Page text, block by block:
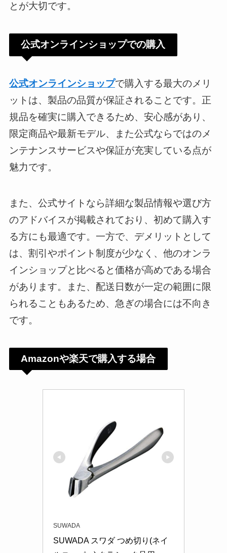
とが大切です。
公式オンラインショップでの購入
公式オンラインショップで購入する最大のメリ
ットは、製品の品質が保証されることです。正
規品を確実に購入できるため、安心感があり、
限定商品や最新モデル、また公式ならではのメ
ンテナンスサービスや保証が充実している点が
魅力です。
また、公式サイトなら詳細な製品情報や選び方
のアドバイスが掲載されており、初めて購入す
る方にも最適です。一方で、デメリットとして
は、割引やポイント制度が少なく、他のオンラ
インショップと比べると価格が高めである場合
があります。また、配送日数が一定の範囲に限
られることもあるため、急ぎの場合には不向き
です。
Amazonや楽天で購入する場合
SUWADA
SUWADA スワダ つめ切り(ネイ